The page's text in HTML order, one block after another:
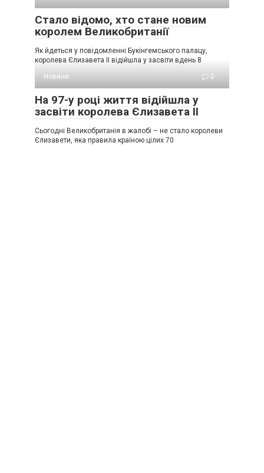
Стало відомо, хто стане новим
королем Великобританії
Як йдеться у повідомленні Букінгемського палацу,
королева Єлизавета ІІ відійшла у засвіти вдень 8
Новини
0
На 97-у році життя відійшла у
засвіти королева Єлизавета ІІ
Сьогодні Великобританія в жалобі – не стало королеви
Єлизавети, яка правила країною цілих 70